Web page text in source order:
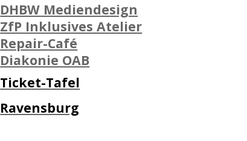
DHBW Mediendesign
ZfP Inklusives Atelier
Repair-Café
Diakonie OAB
Ticket-Tafel
Ravensburg